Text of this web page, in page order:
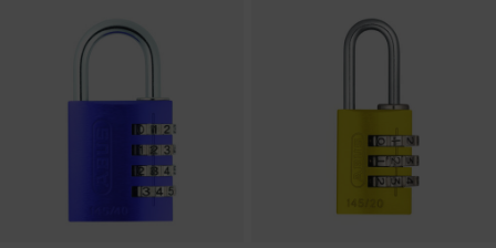
var:
689 kr.
är:
579 kr.